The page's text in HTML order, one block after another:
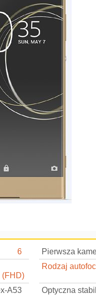
6
(FHD)
A53
Pierwsza
Rodzaj
Optyczna